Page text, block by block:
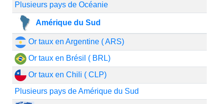
Plusieurs pays de Océanie
Amérique du Sud
Or taux en Argentine ( ARS)
Or taux en Brésil ( BRL)
Or taux en Chili ( CLP)
Plusieurs pays de Amérique du Sud